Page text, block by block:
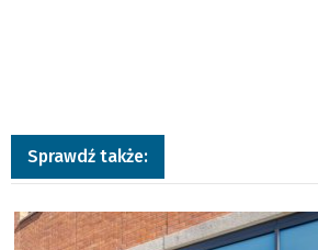
Sprawdź także:
a